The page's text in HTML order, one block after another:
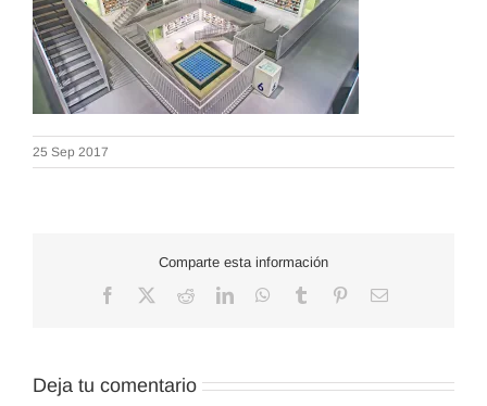
25 Sep 2017
Comparte esta información
Facebook RedditLinkedInWhatsApp
Tumblr PinterestCorreo
Deja tu comentario